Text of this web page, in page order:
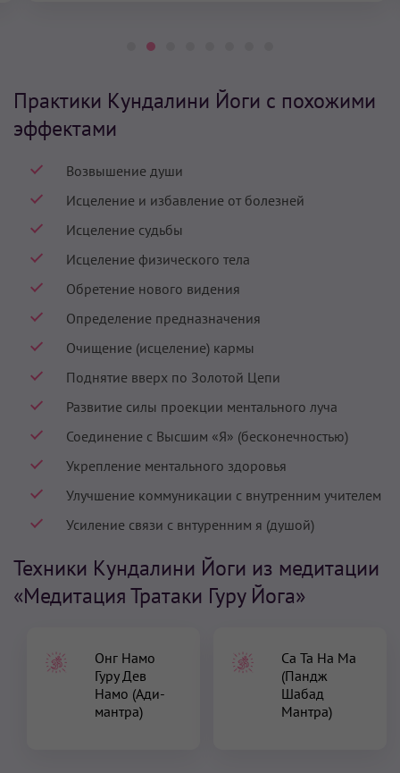
Практики Кундалини Йоги с похожими
эффектами
Возвышение души
Исцеление и избавление от болезней
Исцеление судьбы
Исцеление физического тела
Обретение нового видения
Определение предназначения
Очищение (исцеление) кармы
Поднятие вверх по Золотой Цепи
Развитие силы проекции ментального луча
Соединение с Высшим «Я» (бесконечностью)
Укрепление ментального здоровья
Улучшение коммуникации с внутренним учителем
Усиление связи с внтуренним я (душой)
Техники Кундалини Йоги из медитации
«Медитация Тратаки Гуру Йога»
Онг Намо
Гуру Дев
Намо (Ади-
мантра)
Са Та На Ма
(Пандж
Шабад
Мантра)